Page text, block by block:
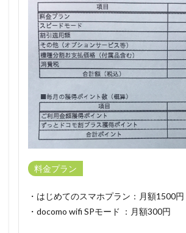
料金プラン
・はじめてのスマホプラン：月額1500円
・docomo wifi SPモード ：月額300円